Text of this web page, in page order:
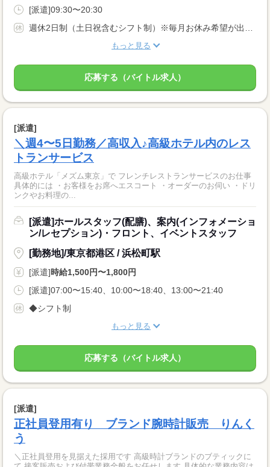
[派遣]09:30〜20:30
もっと見る
応募する（バイトル求人）
[派遣]
＼週4〜5日勤務／高収入♪高級ホテル内のレス
トランサービス
高級ホテル「メズム東京」で フレンチレストランサービスのお仕事
具体的には ・お客様をお席へエスコート ・オーダーのお伺い ・ドリ
ンクやお料理の...
[派遣]ホールスタッフ(配膳)、案内(インフォメーショ
ン/レセプション)・フロント、イベントスタッフ
[勤務地]/東京都港区 / 浜松町駅
[派遣]時給1,500円〜1,800円
[派遣]07:00〜15:40、10:00〜18:40、13:00〜21:40
◆シフト制
もっと見る
応募する（バイトル求人）
[派遣]
正社員登用有り ブランド腕時計販売 りんく
う
＼正社員登用を見据えた採用です 高級時計ブランドのブティックに